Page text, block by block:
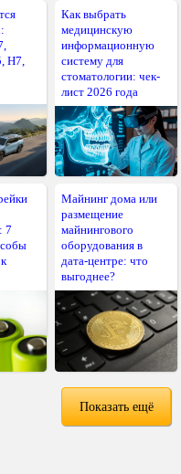
H7,
Как выбрать
медицинскую
информационную
систему для
стоматологии: чек-
лист 2026 года
7
Майнинг дома или
размещение
майнингового
оборудования в
дата-центре: что
выгоднее?
Показать ещё